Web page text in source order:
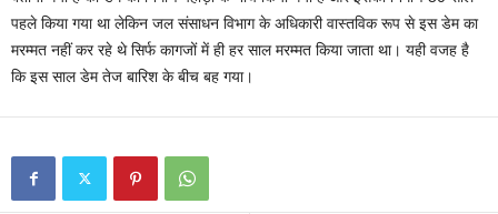
पहले किया गया था लेकिन जल संसाधन विभाग के अधिकारी वास्तविक रूप से इस डेम का
मरम्मत नहीं कर रहे थे सिर्फ कागजों में ही हर साल मरम्मत किया जाता था। यही वजह है
कि इस साल डेम तेज बारिश के बीच बह गया।